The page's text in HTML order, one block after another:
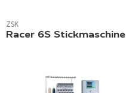
ZSK
Racer 6S Stickmaschine